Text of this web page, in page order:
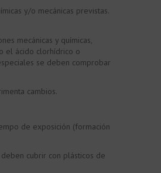
y/o mecánicas previstas.
mecánicas y químicas,
el ácido clorhídrico o
se deben comprobar
cambios.
de exposición (formación
cubrir con plásticos de